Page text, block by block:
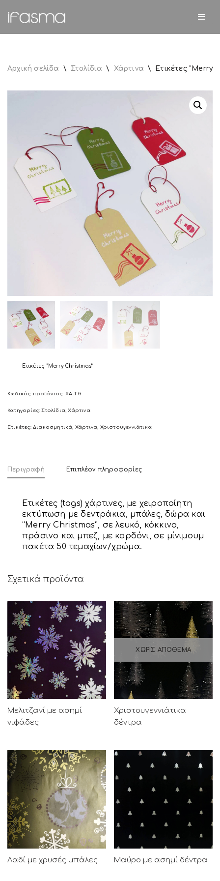
Μεταπηδήστε
στο
Αρχική σελίδα \ Στολίδια \ Χάρτινα \ Ετικέτες “Merry
Ετικέτες “Merry Christmas”
Κωδικός προϊόντος: XA-TG
Κατηγορίες:Στολίδια ,Χάρτινα
Ετικέτες:Διακοσμητικά Χάρτινα Χριστουγεννιάτικα
Περιγραφή Επιπλέον πληροφορίες
Ετικέτες (tags) χάρτινες, με χειροποίητη
εκτύπωση με δεντράκια, μπάλες, δώρα και
“Merry Christmas”, σε λευκό, κόκκινο,
πράσινο και μπεζ, με κορδόνι, σε μίνιμουμ
πακέτα 50 τεμαχίων/χρώμα.
Σχετικά προϊόντα
Μελιτζανί με ασημί
νιφάδες
ΧΩΡΊΣ ΑΠΌΘΕΜΑ
Χριστουγεννιάτικα
δέντρα
Λαδί με χρυσές μπάλες Μαύρο με ασημί δέντρα